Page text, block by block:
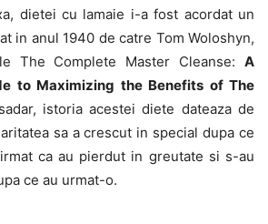
dietei cu lamaie i-a fost acordat un
in anul 1940 de catre Tom Woloshyn,
The Complete Master Cleanse: A
to Maximizing the Benefits of The
istoria acestei diete dateaza de
sa a crescut in special dupa ce
ca au pierdut in greutate si s-au
ce au urmat-o.